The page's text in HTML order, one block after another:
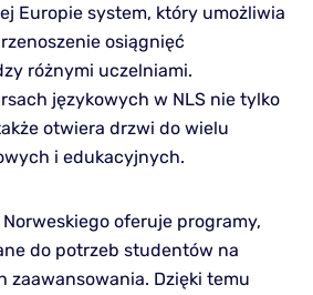
Europie system, który umożliwia
osiągnięć
różnymi uczelniami.
językowych w NLS nie tylko
otwiera drzwi do wielu
i edukacyjnych.
Norweskiego oferuje programy,
do potrzeb studentów na
zaawansowania. Dzięki temu